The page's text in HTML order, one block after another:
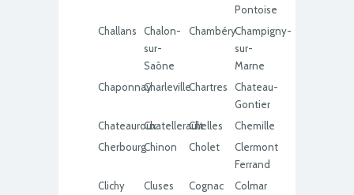
Pontoise
Challans
Chalon-
sur-
Saône
ChambéryChampigny-
sur-
Marne
ChaponnayCharlevilleChartres
Chateau-
Gontier
ChateaurouxChatelleraultChelles
Chemille
CherbourgChinon Cholet
Clermont
Ferrand
Clichy
Cluses Cognac
Colmar